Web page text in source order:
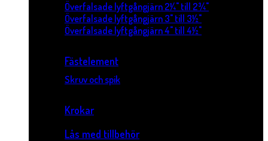
Överfalsade lyftgångjärn 2¼" till 2¾"
Överfalsade lyftgångjärn 3" till 3½"
Överfalsade lyftgångjärn 4" till 4½"
Fästelement
Skruv och spik
Krokar
Lås med tillbehör